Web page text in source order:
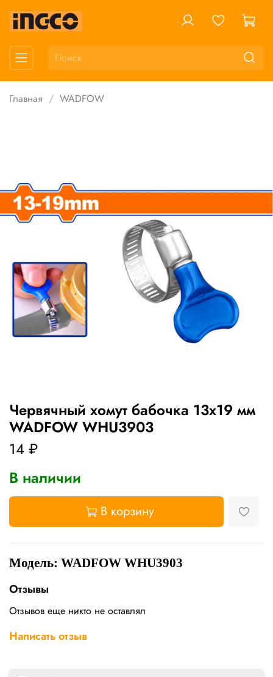
Главная WADFOW
Червячный хомут бабочка 13х19 мм
WADFOW WHU3903
14 ₽
В наличии
В корзину
Модель: WADFOW WHU3903
Отзывы
Отзывов еще никто не оставлял
Написать отзыв